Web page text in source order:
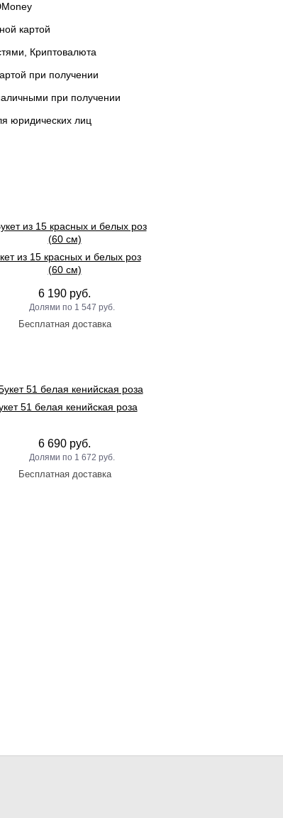
картой
Криптовалюта
при получении
при получении
юридических лиц
из 15 красных и белых роз
(60 см)
6 190 руб.
1 547 руб.
51 белая кенийская роза
6 690 руб.
1 672 руб.